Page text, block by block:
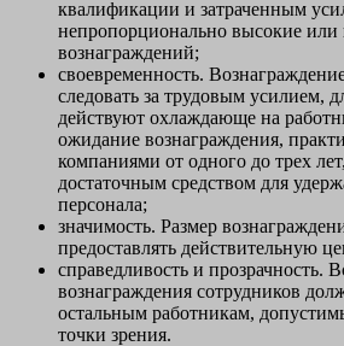
квалификации и затраченным
непропорционально высокие или
вознаграждений;
своевременность.
следовать за трудовым усилием,
действуют охлаждающе на
ожидание вознаграждения,
компаниями от одного до трех
достаточным средством для
персонала;
значимость. Размер
предоставлять действительную
справедливость и прозрачность.
вознаграждения сотрудников
остальным работникам,
точки зрения.